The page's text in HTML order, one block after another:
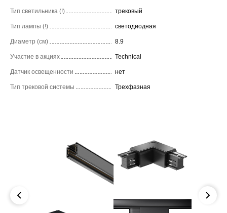
Тип светильника (!) трековый
Тип лампы (!) светодиодная
Диаметр (см) 8.9
Участие в акциях Technical
Датчик освещенности нет
Тип трековой системы Трехфазная